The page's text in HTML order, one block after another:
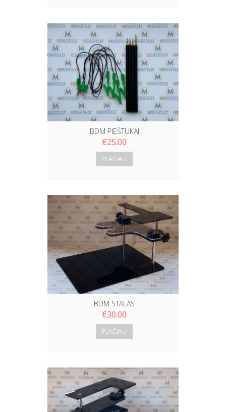
BDM PIEŠTUKAI
€25.00
PLAČIAU
BDM STALAS
€30.00
PLAČIAU